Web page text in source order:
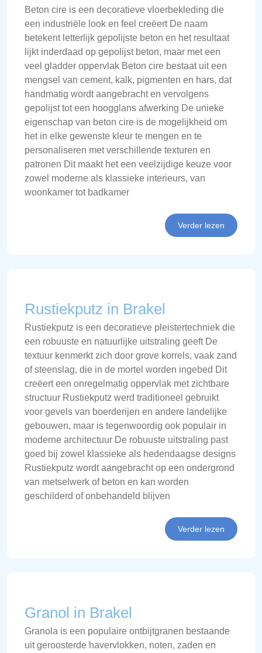
Beton cire is een decoratieve vloerbekleding die
een industriële look en feel creëert De naam
betekent letterlijk gepolijste beton en het resultaat
lijkt inderdaad op gepolijst beton, maar met een
veel gladder oppervlak Beton cire bestaat uit een
mengsel van cement, kalk, pigmenten en hars, dat
handmatig wordt aangebracht en vervolgens
gepolijst tot een hoogglans afwerking De unieke
eigenschap van beton cire is de mogelijkheid om
het in elke gewenste kleur te mengen en te
personaliseren met verschillende texturen en
patronen Dit maakt het een veelzijdige keuze voor
zowel moderne als klassieke interieurs, van
woonkamer tot badkamer
Verder lezen
Rustiekputz in Brakel
Rustiekputz is een decoratieve pleistertechniek die
een robuuste en natuurlijke uitstraling geeft De
textuur kenmerkt zich door grove korrels, vaak zand
of steenslag, die in de mortel worden ingebed Dit
creëert een onregelmatig oppervlak met zichtbare
structuur Rustiekputz werd traditioneel gebruikt
voor gevels van boerderijen en andere landelijke
gebouwen, maar is tegenwoordig ook populair in
moderne architectuur De robuuste uitstraling past
goed bij zowel klassieke als hedendaagse designs
Rustiekputz wordt aangebracht op een ondergrond
van metselwerk of beton en kan worden
geschilderd of onbehandeld blijven
Verder lezen
Granol in Brakel
Granola is een populaire ontbijtgranen bestaande
uit geroosterde havervlokken, noten, zaden en